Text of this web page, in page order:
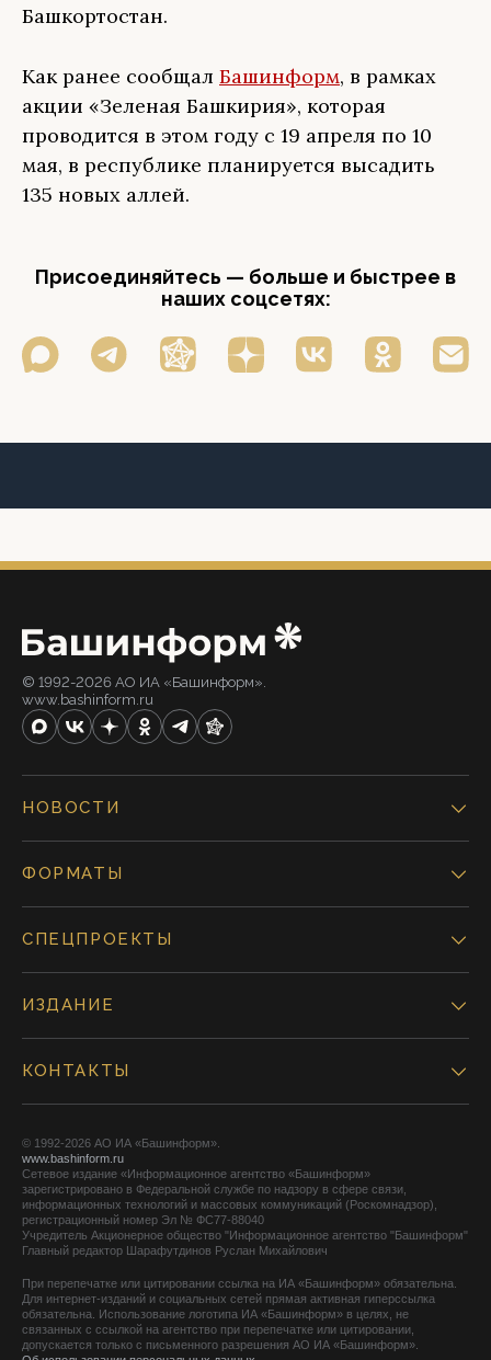
Башкортостан.
Как ранее сообщал Башинформ, в рамках
акции «Зеленая Башкирия», которая
проводится в этом году с 19 апреля по 10
мая, в республике планируется высадить
135 новых аллей.
Присоединяйтесь — больше и быстрее в
наших соцсетях:
© 1992-2026 АО ИА «Башинформ».
www.bashinform.ru
НОВОСТИ
ФОРМАТЫ
СПЕЦПРОЕКТЫ
ИЗДАНИЕ
КОНТАКТЫ
© 1992-2026 АО ИА «Башинформ».
www.bashinform.ru
Сетевое издание «Информационное агентство «Башинформ»
зарегистрировано в Федеральной службе по надзору в сфере связи,
информационных технологий и массовых коммуникаций (Роскомнадзор),
регистрационный номер Эл № ФС77-88040
Учредитель Акционерное общество "Информационное агентство "Башинформ"
Главный редактор Шарафутдинов Руслан Михайлович
При перепечатке или цитировании ссылка на ИА «Башинформ» обязательна.
Для интернет-изданий и социальных сетей прямая активная гиперссылка
обязательна. Использование логотипа ИА «Башинформ» в целях, не
связанных с ссылкой на агентство при перепечатке или цитировании,
допускается только с письменного разрешения АО ИА «Башинформ».